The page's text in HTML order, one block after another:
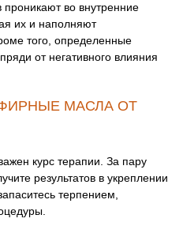
во внутренние
их и наполняют
того, определенные
от негативного влияния
МАСЛА ОТ
курс терапии. За пару
результатов в укреплении
терпением,